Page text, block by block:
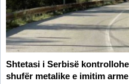
Shtetasi i Serbisë
shufër metalike e imitim arme